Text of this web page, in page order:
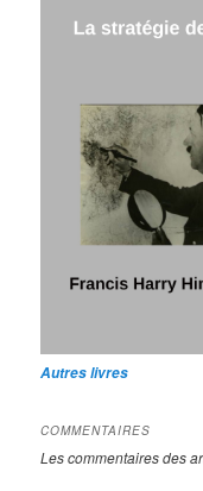
Autres livres
COMMENTAIRES
Les commentaires des